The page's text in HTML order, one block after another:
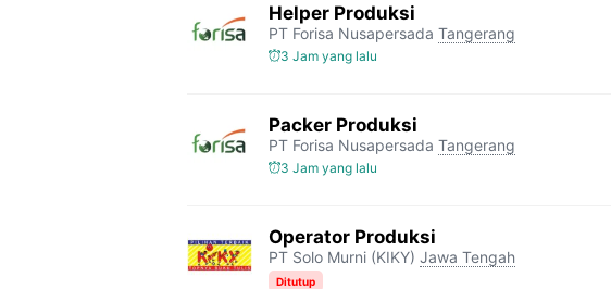
Helper Produksi
PT Forisa Nusapersada Tangerang
3 Jam yang lalu
Packer Produksi
PT Forisa Nusapersada Tangerang
3 Jam yang lalu
Operator Produksi
PT Solo Murni (KIKY) Jawa Tengah
Ditutup